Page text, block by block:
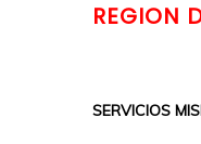
REGION
SERVICIOS